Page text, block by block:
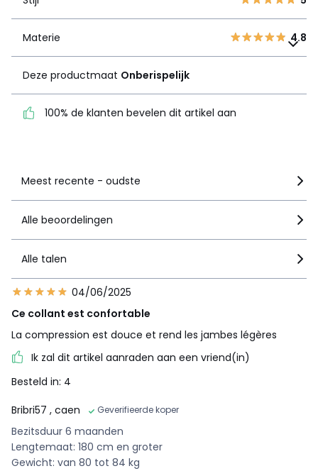
1
Deze productmaat
dit artikel aan
Materie 4.8
Deze productmaat Onberispelijk
100% de klanten bevelen dit artikel aan
Meest recente - oudste
Alle beoordelingen
Alle talen
04/06/2025
Ce collant est confortable
La compression est douce et rend les jambes légères
Ik zal dit artikel aanraden aan een vriend(in)
Besteld in: 4
Bribri57 , caen Geverifieerde koper
Bezitsduur 6 maanden
Lengtemaat: 180 cm en groter
Gewicht: van 80 tot 84 kg